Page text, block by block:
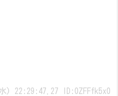
) 22:29:47.27 ID:0ZFFfk5x0